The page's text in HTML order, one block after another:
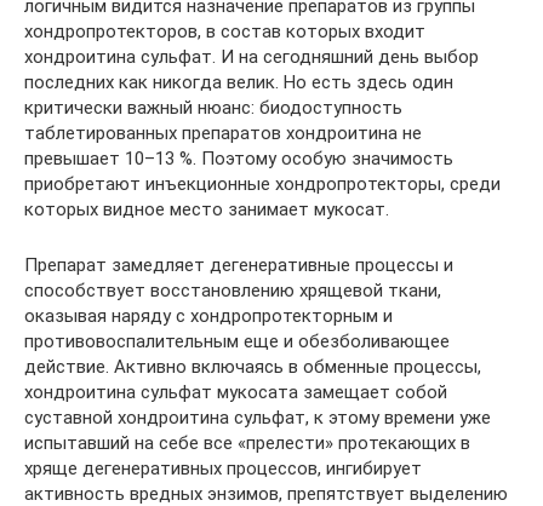
логичным видится назначение препаратов из группы
хондропротекторов, в состав которых входит
хондроитина сульфат. И на сегодняшний день выбор
последних как никогда велик. Но есть здесь один
критически важный нюанс: биодоступность
таблетированных препаратов хондроитина не
превышает 10–13 %. Поэтому особую значимость
приобретают инъекционные хондропротекторы, среди
которых видное место занимает мукосат.
Препарат замедляет дегенеративные процессы и
способствует восстановлению хрящевой ткани,
оказывая наряду с хондропротекторным и
противовоспалительным еще и обезболивающее
действие. Активно включаясь в обменные процессы,
хондроитина сульфат мукосата замещает собой
суставной хондроитина сульфат, к этому времени уже
испытавший на себе все «прелести» протекающих в
хряще дегенеративных процессов, ингибирует
активность вредных энзимов, препятствует выделению